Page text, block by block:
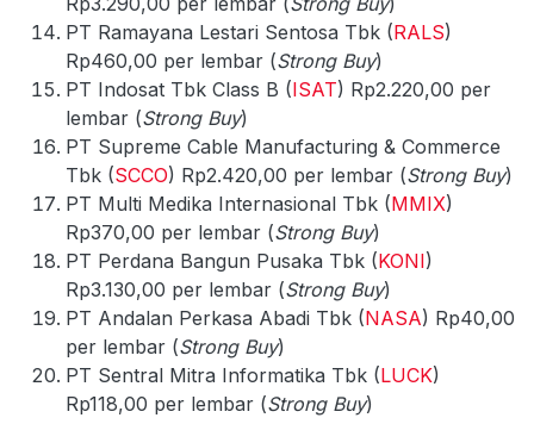
PT Ramayana Lestari Sentosa Tbk (RALS)
Rp460,00 per lembar (Strong Buy)
PT Indosat Tbk Class B (ISAT) Rp2.220,00 per
lembar (Strong Buy)
PT Supreme Cable Manufacturing & Commerce
Tbk (SCCO) Rp2.420,00 per lembar (Strong Buy)
PT Multi Medika Internasional Tbk (MMIX)
Rp370,00 per lembar (Strong Buy)
PT Perdana Bangun Pusaka Tbk (KONI)
Rp3.130,00 per lembar (Strong Buy)
PT Andalan Perkasa Abadi Tbk (NASA) Rp40,00
per lembar (Strong Buy)
PT Sentral Mitra Informatika Tbk (LUCK)
Rp118,00 per lembar (Strong Buy)